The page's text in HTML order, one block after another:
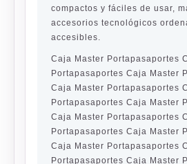
compactos y fáciles de usar,
accesorios tecnológicos
accesibles.
Caja Master Portapasaportes
Portapasaportes Caja Master
Caja Master Portapasaportes
Portapasaportes Caja Master
Caja Master Portapasaportes
Portapasaportes Caja Master
Caja Master Portapasaportes
Portapasaportes Caja Master